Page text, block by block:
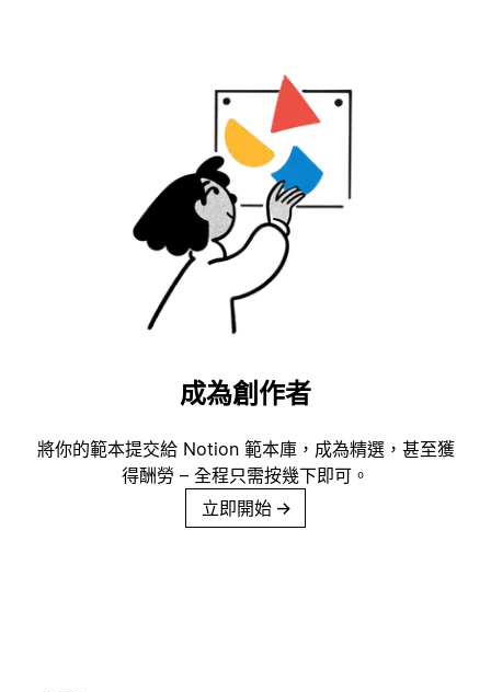
成為創作者
將你的範本提交給 Notion 範本庫，成為精選，甚至獲
得酬勞 – 全程只需按幾下即可。
立即開始 →